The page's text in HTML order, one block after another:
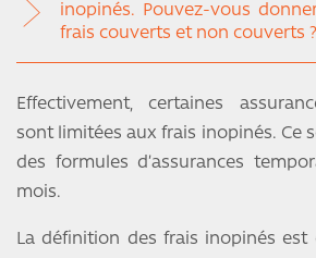
inopinés. Pouvez-vous
frais couverts et non couverts ?
Effectivement, certaines
sont limitées aux frais inopinés. Ce
des formules d’assurances
mois.
La définition des frais inopinés est